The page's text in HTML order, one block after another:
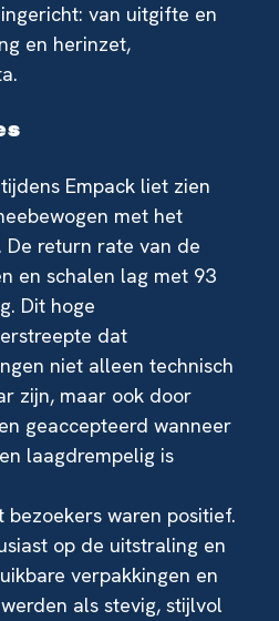
van uitgifte en
en herinzet,
Empack liet zien
met het
De return rate van de
en schalen lag met 93
Dit hoge
dat
niet alleen technisch
zijn, maar ook door
geaccepteerd wanneer
laagdrempelig is
bezoekers waren positief.
op de uitstraling en
verpakkingen en
als stevig, stijlvol